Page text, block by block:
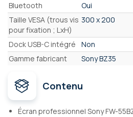
Bluetooth
Oui
Taille VESA (trous vis
pour fixation ; LxH)
300 x 200
Dock USB-C intégré
Non
Gamme fabricant
Sony BZ35
Contenu
Écran professionnel Sony FW-